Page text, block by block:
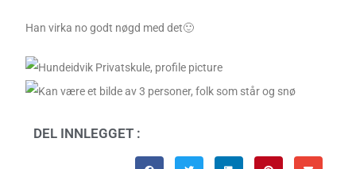
Han virka no godt nøgd med det🙂
DEL INNLEGGET :